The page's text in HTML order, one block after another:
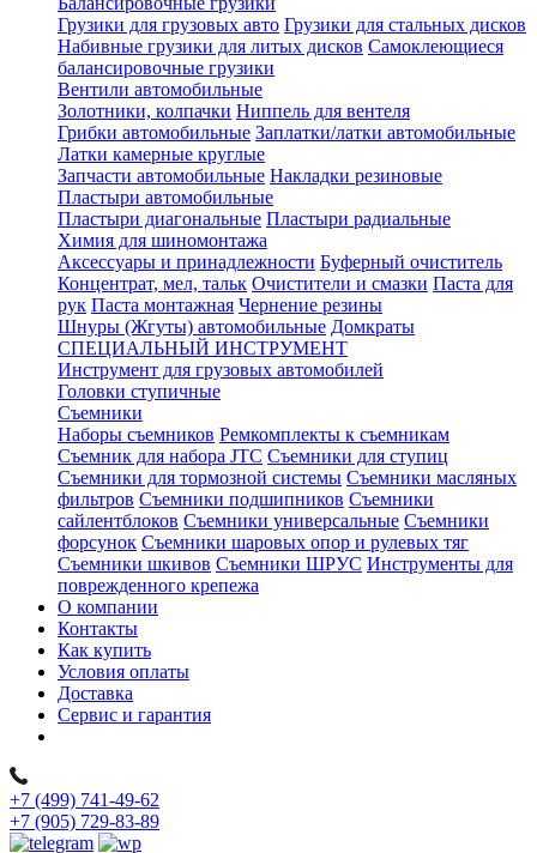
Грузики для грузовых авто Грузики для стальных дисков
Набивные грузики для литых дисков Самоклеющиеся
балансировочные грузики
Вентили автомобильные
Золотники, колпачки Ниппель для вентеля
Грибки автомобильные Заплатки/латки автомобильные
Латки камерные круглые
Запчасти автомобильные Накладки резиновые
Пластыри автомобильные
Пластыри диагональные Пластыри радиальные
Химия для шиномонтажа
Аксессуары и принадлежности Буферный очиститель
Концентрат, мел, тальк Очистители и смазки Паста для
рук Паста монтажная Чернение резины
Шнуры (Жгуты) автомобильные Домкраты
СПЕЦИАЛЬНЫЙ ИНСТРУМЕНТ
Инструмент для грузовых автомобилей
Головки ступичные
Съемники
Наборы съемников Ремкомплекты к съемникам
Съемник для набора JTC Съемники для ступиц
Съемники для тормозной системы Съемники масляных
фильтров Съемники подшипников Съемники
сайлентблоков Съемники универсальные Съемники
форсунок Съемники шаровых опор и рулевых тяг
Съемники шкивов Съемники ШРУС Инструменты для
поврежденного крепежа
О компании
Контакты
Как купить
Условия оплаты
Доставка
Сервис и гарантия
+7 (499) 741-49-62
+7 (905) 729-83-89